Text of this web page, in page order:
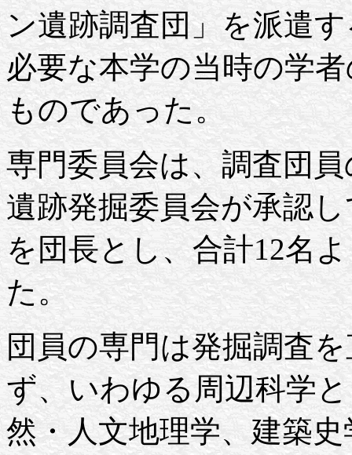
ン遺跡調査団」を派遣
必要な本学の当時の学
ものであった。
専門委員会は、調査団
遺跡発掘委員会が承認
を団長とし、合計12名
た。
団員の専門は発掘調査
ず、いわゆる周辺科学
然・人文地理学、建築